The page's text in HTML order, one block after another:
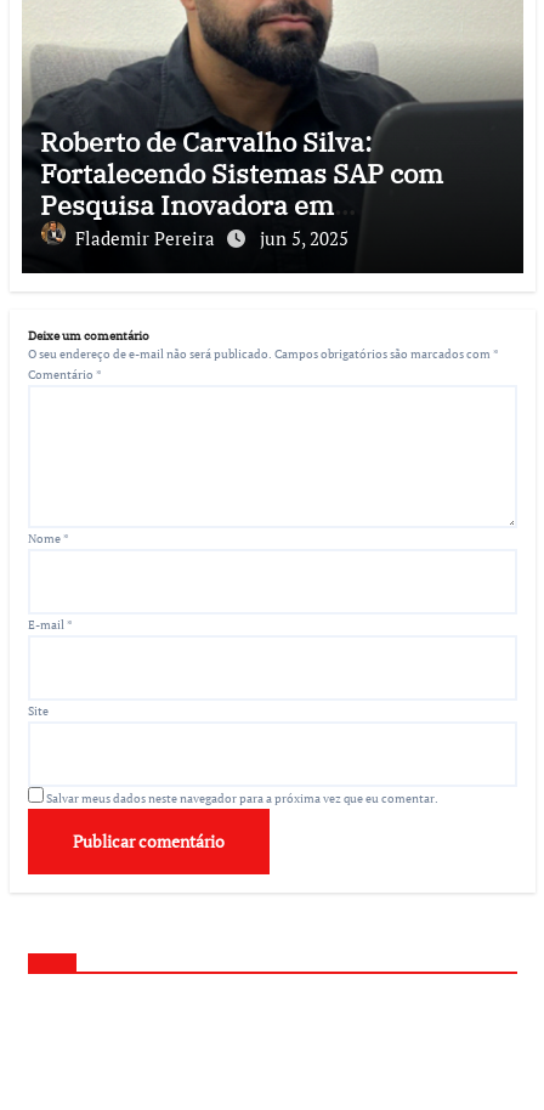
Roberto de Carvalho Silva:
Fortalecendo Sistemas SAP com
Pesquisa Inovadora em
Cibersegurança
Flademir Pereira jun 5, 2025
Deixe um comentário
O seu endereço de e-mail não será publicado. Campos obrigatórios são marcados com *
Comentário *
Nome*
E-mail*
Site
Salvar meus dados neste navegador para a próxima vez que eu comentar.